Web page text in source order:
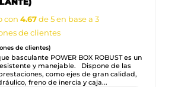
con 4.67de 5 en base a 3
de clientes
de clientes)
basculante POWER BOX ROBUST es un
y manejable. Dispone de las
como ejes de gran calidad,
freno de inercia y caja...